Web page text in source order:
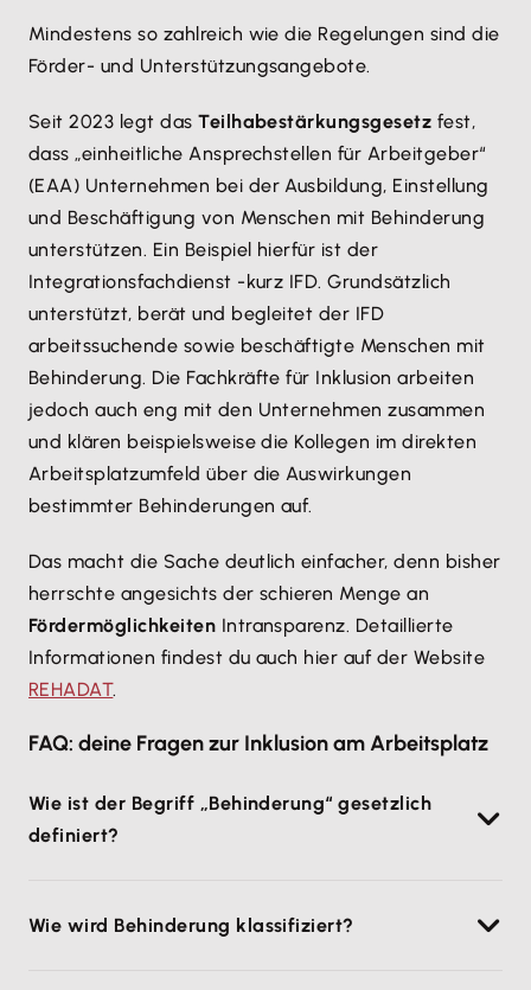
Mindestens so zahlreich wie die Regelungen sind die
Förder- und Unterstützungsangebote.
Seit 2023 legt dasTeilhabestärkungsgesetz fest,
dass „einheitliche Ansprechstellen für Arbeitgeber“
(EAA) Unternehmen bei der Ausbildung, Einstellung
und Beschäftigung von Menschen mit Behinderung
unterstützen. Ein Beispiel hierfür ist der
Integrationsfachdienst -kurz IFD. Grundsätzlich
unterstützt, berät und begleitet der IFD
arbeitssuchende sowie beschäftigte Menschen mit
Behinderung. Die Fachkräfte für Inklusion arbeiten
jedoch auch eng mit den Unternehmen zusammen
und klären beispielsweise die Kollegen im direkten
Arbeitsplatzumfeld über die Auswirkungen
bestimmter Behinderungen auf.
Das macht die Sache deutlich einfacher, denn bisher
herrschte angesichts der schieren Menge an
Fördermöglichkeiten Intransparenz. Detaillierte
Informationen findest du auch hier auf der Website
REHADAT.
FAQ: deine Fragen zur Inklusion am Arbeitsplatz
Wie ist der Begriff „Behinderung“ gesetzlich
definiert?
Menschen mit Behinderungen wie folgt definiert:
Wie wird Behinderung klassifiziert?